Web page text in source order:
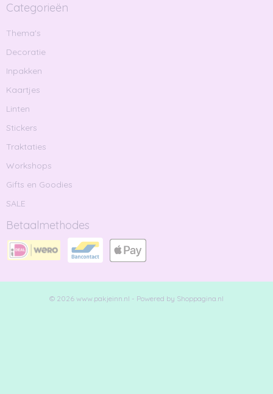
Categorieën
Thema's
Decoratie
Inpakken
Kaartjes
Linten
Stickers
Traktaties
Workshops
Gifts en Goodies
SALE
Betaalmethodes
© 2026 www.pakjeinn.nl - Powered by Shoppagina.nl